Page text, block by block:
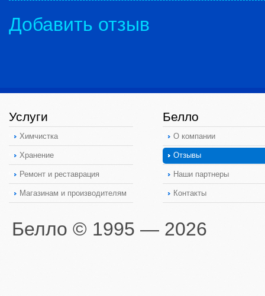
Добавить отзыв
Услуги
Химчистка
Хранение
Ремонт и реставрация
Магазинам и производителям
Белло
О компании
Отзывы
Наши партнеры
Контакты
Белло © 1995 — 2026